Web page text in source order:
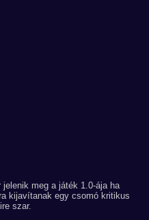
meg a játék 1.0-ája ha
kijavítanak egy csomó kritikus
szar.